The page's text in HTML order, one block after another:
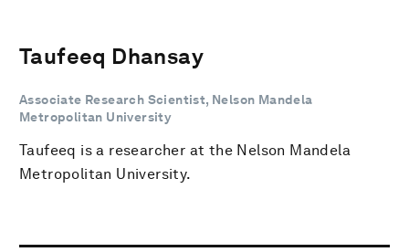
Taufeeq Dhansay
Associate Research Scientist, Nelson Mandela
Metropolitan University
Taufeeq is a researcher at the Nelson Mandela
Metropolitan University.